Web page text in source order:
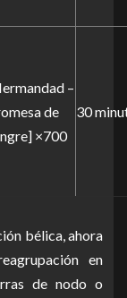
–
de
×700
30
bélica, ahora
en
de nodo o